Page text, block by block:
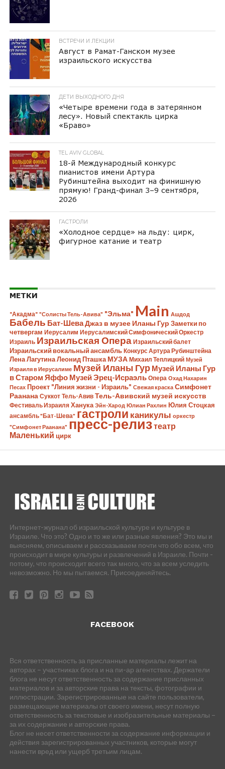
ВСТРЕЧИ И ЛЕКЦИИ
Август в Рамат-Ганском музее
израильского искусства
ДЕТИ ВЫХОДНОГО ДНЯ
«Четыре времени года в затерянном
лесу». Новый спектакль цирка
«Браво»
TEL AVIV GLOBAL
18-й Международный конкурс
пианистов имени Артура
Рубинштейна выходит на финишную
прямую! Гранд-финал 3–9 сентября,
2026
ГАСТРОЛИ
«Холодное сердце» на льду: цирк,
фигурное катание и театр
МЕТКИ
"Акадма" "Солисты Тель-Авива" "Эльма" Main Ашдод
Бабель Бат-ШеваДжаз в музее Иланы Гур Заметки по
четвергам Иерусалим Иерусалимский Симфонический Оркестр
Израиль Израильская Опера Израильский балет
Израильский вокальный ансамбль Конкурс Артура Рубинштейна
Лена Лагутина Леонид Пташка МУЗА Михаил Теплицкий Музей
Израиля в Иерусалиме Музей Иланы Гур Музей Иланы Гур
в Старом Яффо Музей Эрец-Исраэль Опера Охад Нахарин
Песах Проект "Линия жизни - Израиль" Свежая краска Симфонет
Раанана Суккот Тель-Авив Тель-Авивский музей искусств
Фестиваль Израиля Ханука Эйн-Харод Юлиан Рахлин Юлия Стоцкая
ансамбль "Бат-Шева" гастроли каникулы оркестр
"Симфонет Раанана" пресс-релизтеатр
Маленький цирк
Интернет-журнал об израильской культуре и культуре в
Израиле. Что это? Одно и то же или разные явления? Это мы и
выясняем, описываем и рассказываем почти что обо всем, что
происходит в мире культуры и развлечений в Израиле. Почти -
потому, что происходит всего так много, что за всем уследить
невозможно. Но мы пытаемся. Присоединяйтесь.
FACEBOOK
Вся ответственность за присланные материалы лежит на
авторах – участниках блога и на пи-ар агентствах. Держатели
блога не несут ответственность за содержание присланных
материалов и за авторские права на тексты, фотографии и
иллюстрации. Зарегистрированные на сайте пользователи,
размещающие материалы от своего имени, несут полную
ответственность за текстовые и изобразительные материалы –
за их содержание и авторские права.
Блог не несет ответственности за содержание информации и
действия зарегистрированных участников, которые могут
нанести вред или ущерб третьим лицам.